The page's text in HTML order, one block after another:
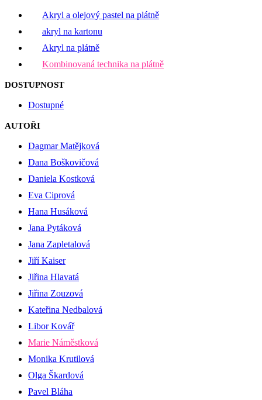
Akryl a olejový pastel na plátně
akryl na kartonu
Akryl na plátně
Kombinovaná technika na plátně
DOSTUPNOST
Dostupné
AUTOŘI
Dagmar Matějková
Dana Boškovičová
Daniela Kostková
Eva Ciprová
Hana Husáková
Jana Pytáková
Jana Zapletalová
Jiří Kaiser
Jiřina Hlavatá
Jiřina Zouzová
Kateřina Nedbalová
Libor Kovář
Marie Náměstková
Monika Krutilová
Olga Škardová
Pavel Bláha